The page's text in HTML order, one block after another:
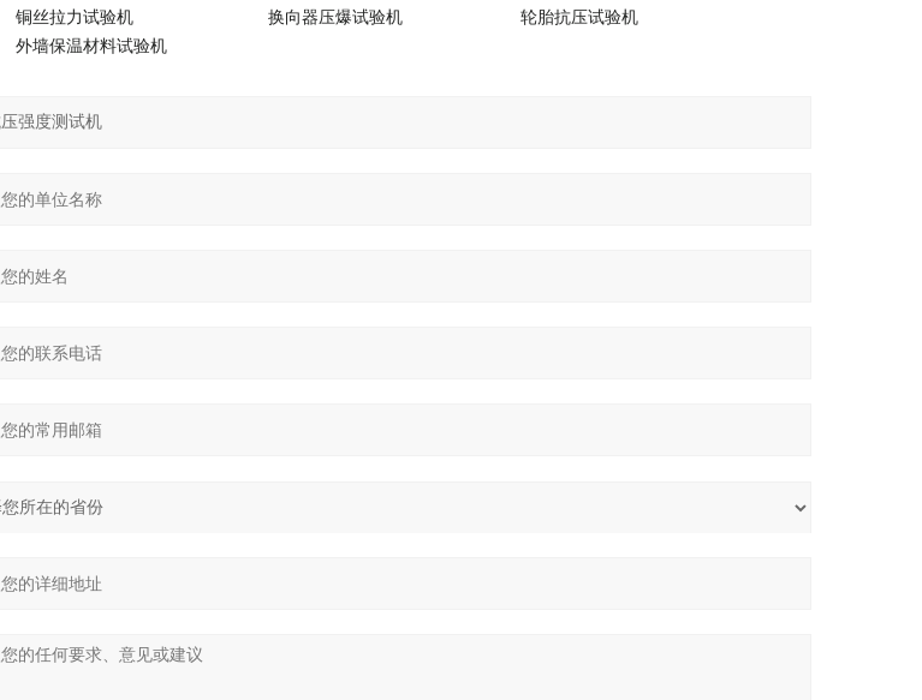
铜丝拉力试验机 换向器压爆试验机
轮胎抗压试验机
外墙保温材料试验机